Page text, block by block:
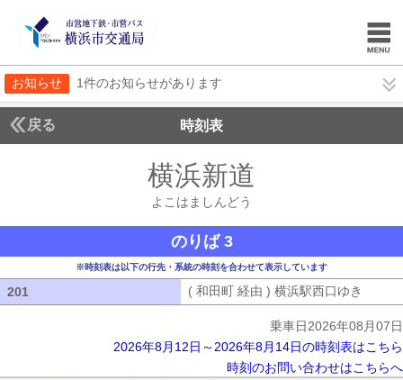
お知らせ 1件のお知らせがあります
戻る 時刻表
横浜新道
よこはましんどう
のりば 3
※時刻表は以下の行先・系統の時刻を合わせて表示しています
201 ( 和田町 経由 ) 横浜駅西口ゆき
乗車日2026年08月07日
2026年8月12日～2026年8月14日の時刻表はこちら
時刻のお問い合わせはこちらへ